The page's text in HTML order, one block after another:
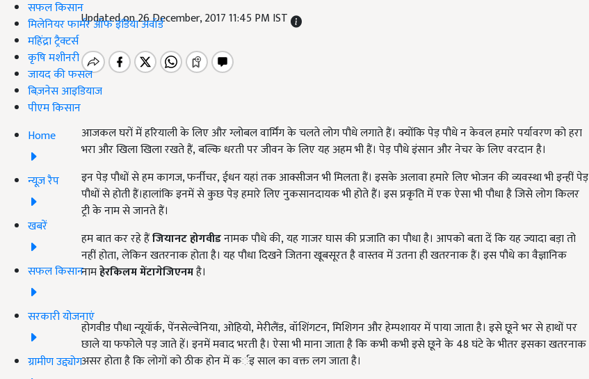
सफल किसान
मिलेनियर फार्मर ऑफ इंडिया अवॉर्ड
महिंद्रा ट्रैक्टर्स
कृषि मशीनरी
जायद की फसल
बिज़नेस आइडियाज
पीएम किसान
Home
न्यूज़ रैप
खबरें
सफल किसान
सरकारी योजनाएं
ग्रामीण उद्द्योग
Updated on 26 December, 2017 11:45 PM IST
आजकल घरों में हरियाली के लिए और ग्लोबल वार्मिंग के चलते लोग पौधे लगाते हैं। क्योंकि पेड़ पौधे न केवल हमारे पर्यावरण को हरा
भरा और खिला खिला रखते हैं, बल्कि धरती पर जीवन के लिए यह अहम भी हैं। पेड़ पौधे इंसान और नेचर के लिए वरदान है।
इन पेड़ पौधों से हम कागज, फर्नीचर, ईधन यहां तक आक्सीजन भी मिलता हैं। इसके अलावा हमारे लिए भोजन की व्यवस्था भी इन्हीं पेड़
पौधों से होती हैं।हालांकि इनमें से कुछ पेड़ हमारे लिए नुकसानदायक भी होते हैं। इस प्रकृति में एक ऐसा भी पौधा है जिसे लोग किलर
ट्री के नाम से जानते हैं।
हम बात कर रहे हैंजियानट होगवीडनामक पौधे की, यह गाजर घास की प्रजाति का पौधा है। आपको बता दें कि यह ज्यादा बड़ा तो
नहीं होता, लेकिन खतरनाक होता है। यह पौधा दिखने जितना खूबसूरत है वास्तव में उतना ही खतरनाक हैं। इस पौधे का वैज्ञानिक
नामहेरकिलम मेंटागेजिएनमहै।
होगवीड पौधा न्यूयॉर्क, पेंनसेल्वेनिया, ओहियो, मेरीलैंड, वॉशिंगटन, मिशिगन और हेम्पशायर में पाया जाता है। इसे छूने भर से हाथों पर
छाले या फफोले पड़ जाते हें। इनमें मवाद भरती है। ऐसा भी माना जाता है कि कभी कभी इसे छूने के 48 घंटे के भीतर इसका खतरनाक
असर होता है कि लोगों को ठीक होन में कर्इ साल का वक्त लग जाता है।